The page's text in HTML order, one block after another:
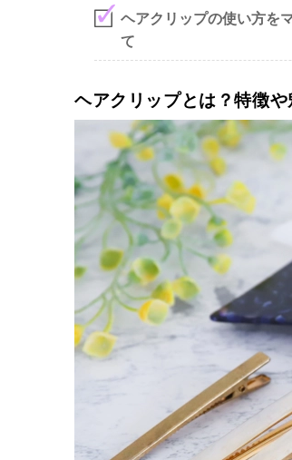
ヘアクリップの使い方を
て
ヘアクリップとは？特徴